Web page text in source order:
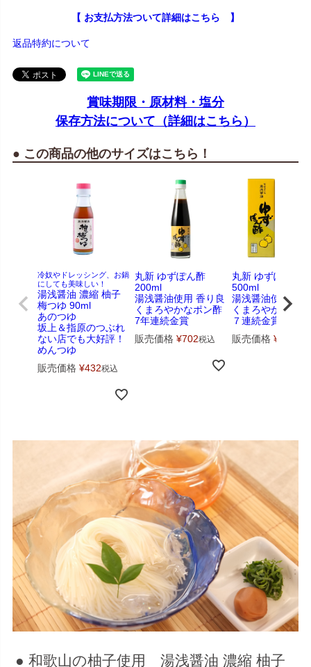
【 お支払方法ついて詳細はこちら 】
返品特約について
賞味期限・原材料・塩分
保存方法について（詳細はこちら）
● この商品の他のサイズはこちら！
冷奴やドレッシング、お鍋
にしても美味しい！
湯浅醤油 濃縮 柚子
梅つゆ 90ml
あのつゆ
坂上＆指原のつぶれ
ない店でも大好評！
めんつゆ
販売価格 ¥432税込
丸新 ゆずぽん酢
200ml
湯浅醤油使用 香り良
くまろやかなポン酢
7年連続金賞
販売価格 ¥702税込
丸新 ゆずぽん酢
500ml
湯浅醤油使用 香
くまろやかなポ
７連続金賞
販売価格 ¥
● 和歌山の柚子使用 湯浅醤油 濃縮 柚子